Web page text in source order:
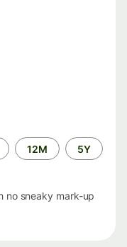
12M 5Y
no sneaky mark-up